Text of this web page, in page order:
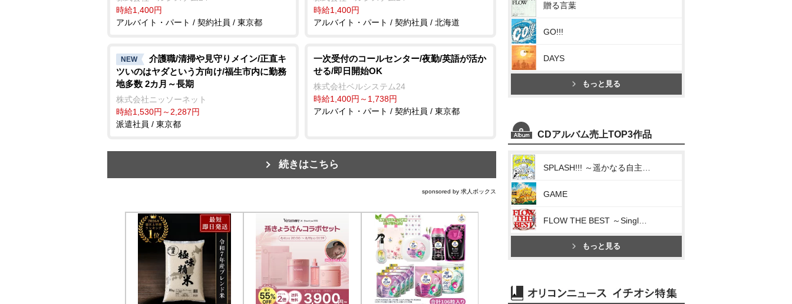
時給1,400円
アルバイト・パート / 契約社員 / 東京都
時給1,400円
アルバイト・パート / 契約社員 / 北海道
NEW
介護職/清掃や見守りメイン/正直キ
ツいのはヤダという方向け/福生市内に勤務
地多数 2カ月～長期
株式会社ニッソーネット
時給1,530円～2,287円
派遣社員 / 東京都
一次受付のコールセンター/夜勤/英語が活か
せる/即日開始OK
株式会社ベルシステム24
時給1,400円～1,738円
アルバイト・パート / 契約社員 / 東京都
続きはこちら
sponsored by 求人ボックス
贈る言葉
GO!!!
DAYS
もっと見る
CDアルバム売上TOP3作品
GAME
もっと見る